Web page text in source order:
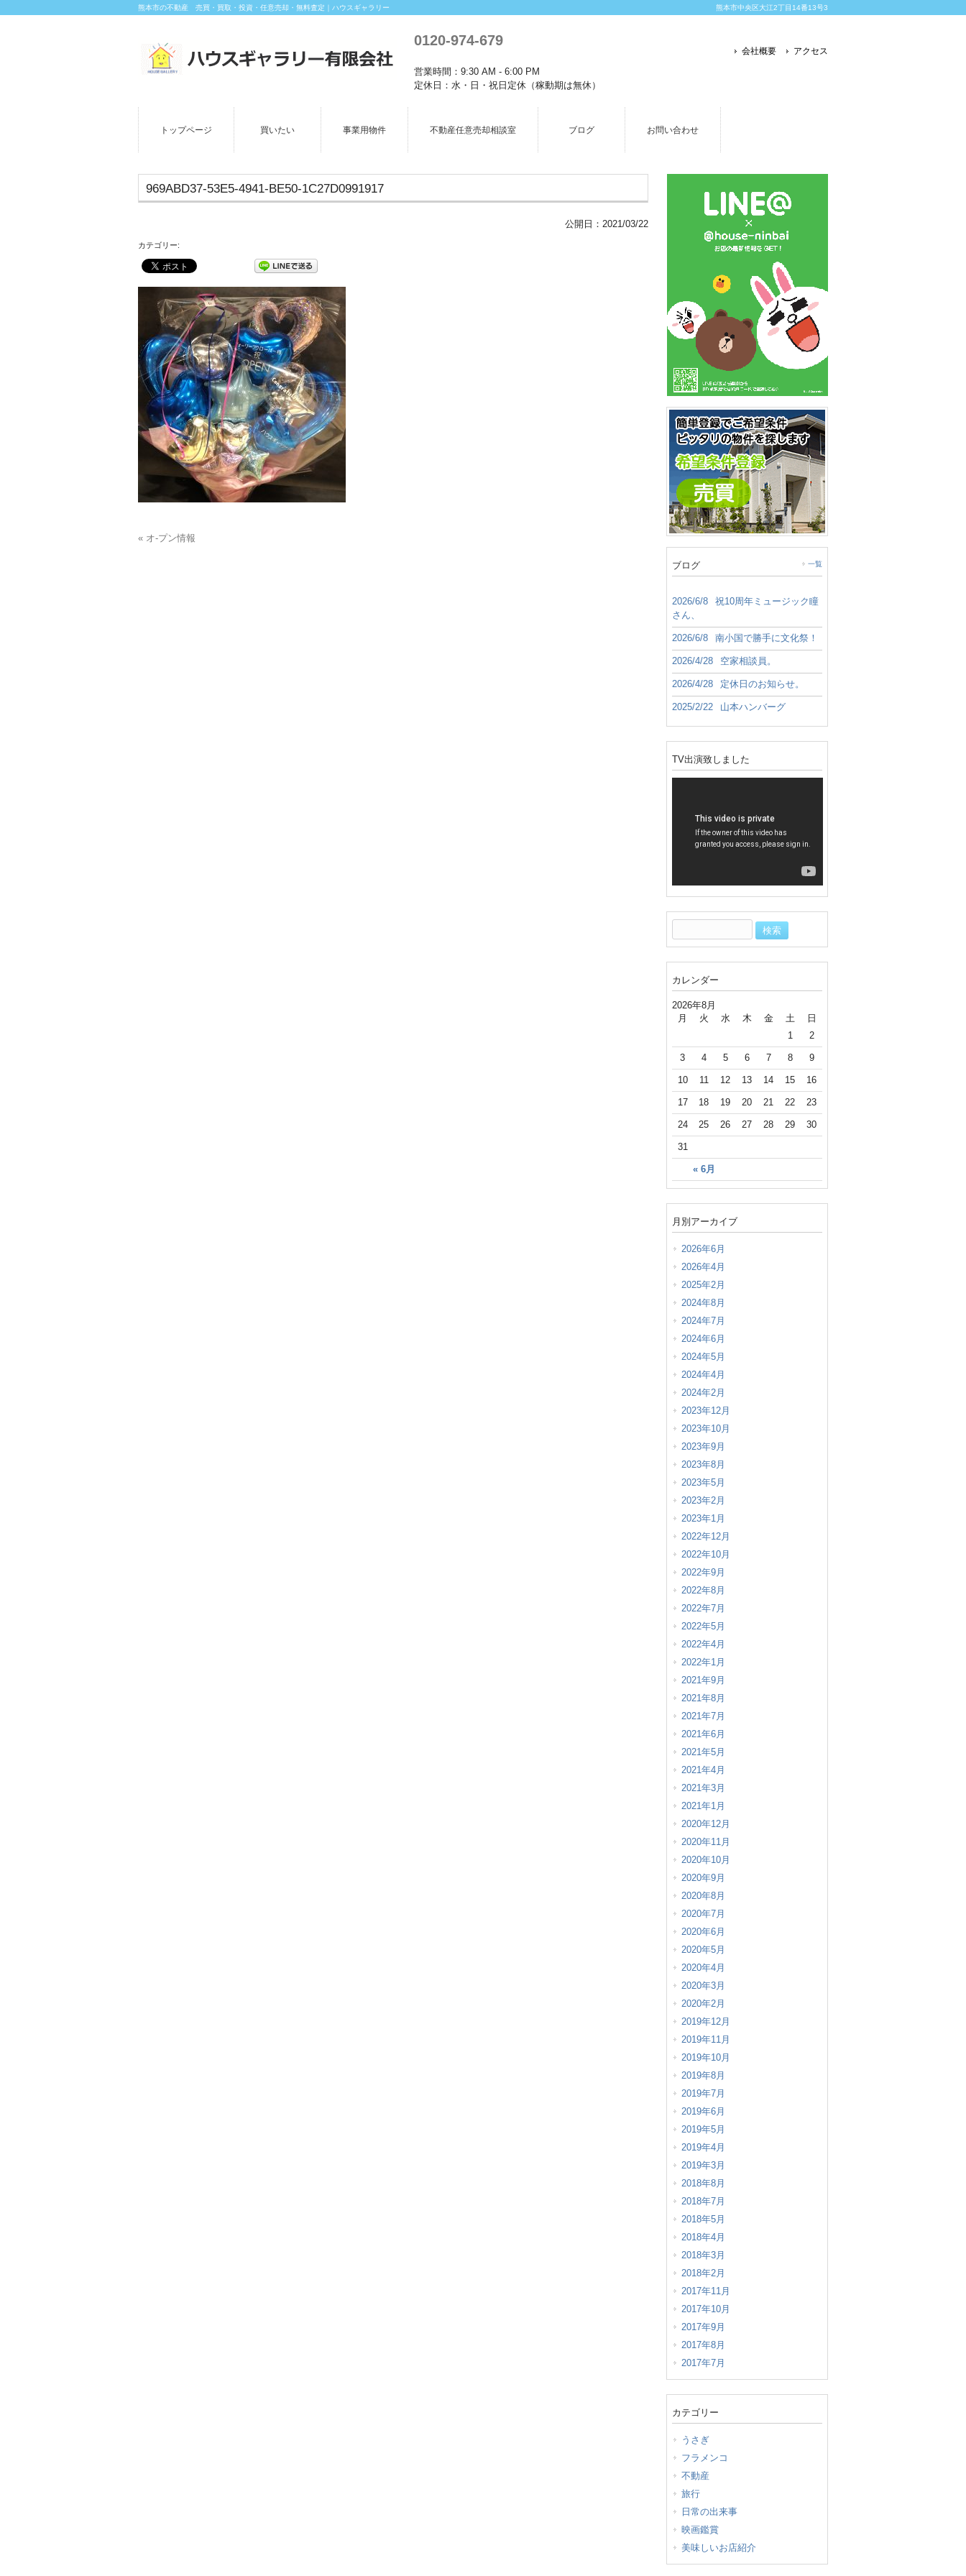
熊本市の不動産 売買・買取・投資・任意売却・無料査定｜ハウスギャラリー 熊本市中央区大江2丁目14番13号3
0120-974-679
営業時間：9:30 AM - 6:00 PM
定休日：水・日・祝日定休（稼動期は無休）
会社概要 アクセス
トップページ 買いたい 事業用物件 不動産任意売却相談室 ブログ お問い合わせ
969ABD37-53E5-4941-BE50-1C27D0991917
公開日： 2021/03/22
カテゴリー:
« オ-プン情報
ブログ 一覧
2026/6/8
祝10周年ミュージック瞳
さん、
2026/6/8 南小国で勝手に文化祭！
2026/4/28 空家相談員。
2026/4/28 定休日のお知らせ。
2025/2/22 山本ハンバーグ
TV出演致しました
カレンダー
2026年8月
月 火 水 木 金 土 日
« 6月
1 2
3 4 5 6 7 8 9
10 11 12 13 14 15 16
17 18 19 20 21 22 23
24 25 26 27 28 29 30
31
月別アーカイブ
2026年6月
2026年4月
2025年2月
2024年8月
2024年7月
2024年6月
2024年5月
2024年4月
2024年2月
2023年12月
2023年10月
2023年9月
2023年8月
2023年5月
2023年2月
2023年1月
2022年12月
2022年10月
2022年9月
2022年8月
2022年7月
2022年5月
2022年4月
2022年1月
2021年9月
2021年8月
2021年7月
2021年6月
2021年5月
2021年4月
2021年3月
2021年1月
2020年12月
2020年11月
2020年10月
2020年9月
2020年8月
2020年7月
2020年6月
2020年5月
2020年4月
2020年3月
2020年2月
2019年12月
2019年11月
2019年10月
2019年8月
2019年7月
2019年6月
2019年5月
2019年4月
2019年3月
2018年8月
2018年7月
2018年5月
2018年4月
2018年3月
2018年2月
2017年11月
2017年10月
2017年9月
2017年8月
2017年7月
カテゴリー
うさぎ
フラメンコ
不動産
旅行
日常の出来事
映画鑑賞
美味しいお店紹介